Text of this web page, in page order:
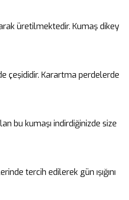
üretilmektedir. Kumaş dikey
çeşididir. Karartma perdelerde
bu kumaşı indirdiğinizde size
tercih edilerek gün ışığını